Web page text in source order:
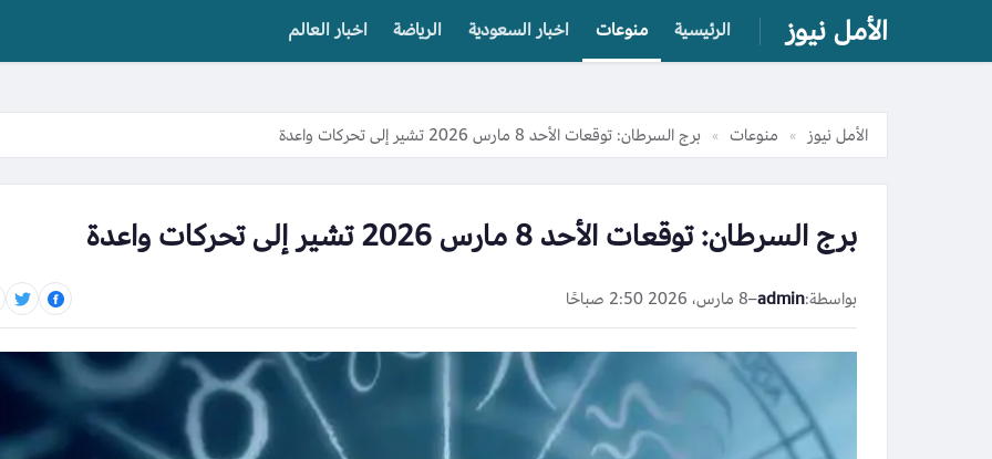
الأمل نيوز الرئيسية منوعات اخبار السعودية الرياضة اخبار العالم
الأمل نيوز » منوعات » برج السرطان: توقعات الأحد 8 مارس 2026 تشير إلى تحركات واعدة
برج السرطان: توقعات الأحد 8 مارس 2026 تشير إلى تحركات واعدة
بواسطة:admin
–8 مارس، 2026 2:50 صباحًا